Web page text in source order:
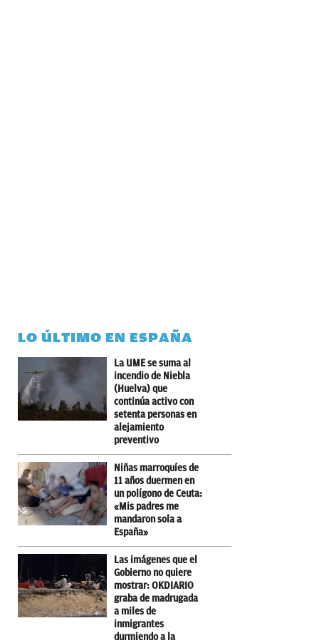
LO ÚLTIMO EN ESPAÑA
La UME se suma al
incendio de Niebla
(Huelva) que
continúa activo con
setenta personas en
alejamiento
preventivo
Niñas marroquíes de
11 años duermen en
un polígono de Ceuta:
«Mis padres me
mandaron sola a
España»
Las imágenes que el
Gobierno no quiere
mostrar: OKDIARIO
graba de madrugada
a miles de
inmigrantes
durmiendo a la